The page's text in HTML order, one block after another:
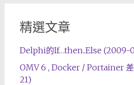
精選文章
Delphi的If…then..Else (2009-
OMV 6 , Docker / Portainer
21)